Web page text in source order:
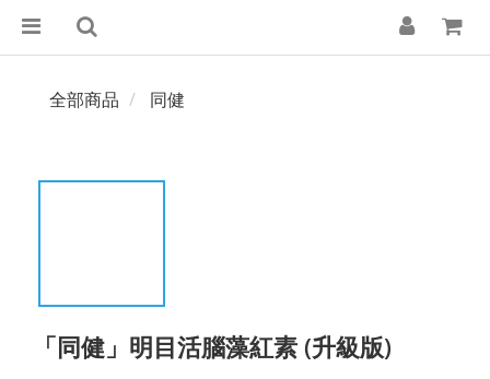
全部商品 同健
「同健」明目活腦藻紅素 (升級版)